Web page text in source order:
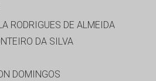
RODRIGUES DE ALMEIDA
DA SILVA
DOMINGOS